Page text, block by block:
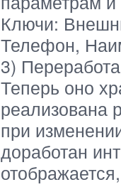
Ключи:
Телефон,
3)
Теперь оно
реализована
при
доработан